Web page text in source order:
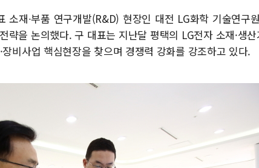
병무청, 보
홈플러스發
윤준병·이해
여야, 황희 '
소재∙부품 연구개발(R&D) 현장인 대전 LG화학 기술연구
략을 논의했다. 구 대표는 지난달 평택의 LG전자 소재·생
비사업 핵심현장을 찾으며 경쟁력 강화를 강조하고 있다.